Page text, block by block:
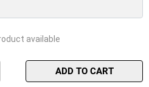
available
ADD TO CART